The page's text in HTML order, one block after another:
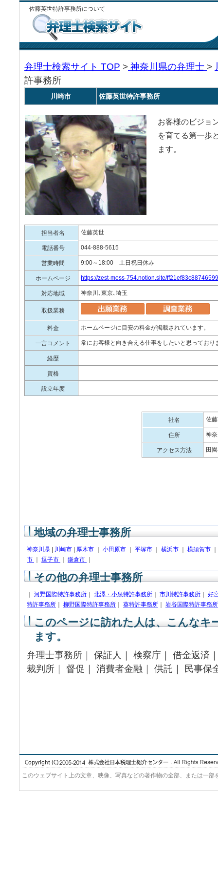
佐藤英世特許事務所について
弁理士検索サイト TOP > 神奈川県の弁理士 >
許事務所
川崎市 佐藤英世特許事務所
お客様のビジョ
を育てる第一歩
ます。
担当者名 佐藤英世
電話番号 044-888-5615
営業時間 9:00～18:00 土日祝日休み
ホームページ https://zest-moss-754.notion.site/
対応地域 神奈川､東京､埼玉
取扱業務
料金 ホームページに目安の料金が掲載されています。
一言コメント 常にお客様と向き合える仕事をしたいと思っており
経歴
資格
設立年度
社名 佐
住所 神
アクセス方法 田
地域の弁理士事務所
神奈川県 川崎市 厚木市 小田原市 平塚市 横浜市 横須賀市
市
逗子市 鎌倉市
その他の弁理士事務所
河野国際特許事務所 北澤・小泉特許事務所 市川特許事務所
好
特許事務所
柳野国際特許事務所 葵特許事務所 岩谷国際特許事務所
このページに訪れた人は、こんなキ
ます。
弁理士事務所｜ 保証人｜ 検察庁｜ 借金返済
裁判所｜ 督促｜ 消費者金融｜ 供託｜ 民事保
このウェブサイト上の文章、映像、写真などの著作物の全部、または一